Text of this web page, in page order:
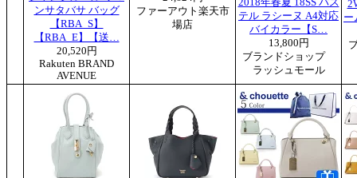
ンサタバサ バッグ
【RBA_S】
【RBA_E】【送…
20,520円
Rakuten BRAND
AVENUE
ファーアウト楽天市
場店
2018年春夏 18SS パス
テル ラシーヌ A4対応
バイカラー【S…
13,800円
ブランドショップ
ラッシュモール
ー